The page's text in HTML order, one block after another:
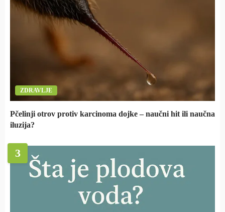
ZDRAVLJE
Pčelinji otrov protiv karcinoma dojke – naučni hit ili naučna
iluzija?
3